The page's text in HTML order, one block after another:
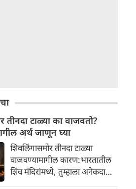
तीनदा टाळ्या का वाजवतो?
अर्थ जाणून घ्या
शिवलिंगासमोर तीनदा टाळ्या
वाजवण्यामागील कारण:भारतातील
शिव मंदिरांमध्ये, तुम्हाला अनेकदा